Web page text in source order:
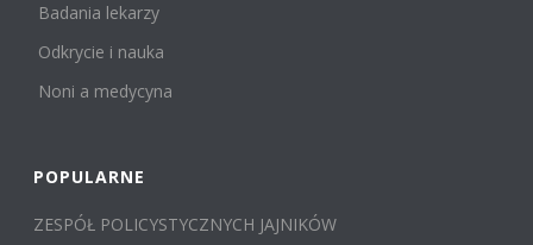
Badania lekarzy
Odkrycie i nauka
Noni a medycyna
POPULARNE
ZESPÓŁ POLICYSTYCZNYCH JAJNIKÓW